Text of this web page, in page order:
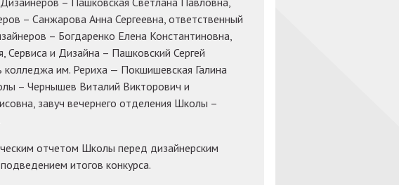
– Санжарова Анна Сергеевна, ответственный
– Богдаренко Елена Константиновна,
Сервиса и Дизайна – Пашковский Сергей
им. Рериха — Покшишевская Галина
– Чернышев Виталий Викторович и
завуч вечернего отделения Школы –
отчетом Школы перед дизайнерским
итогов конкурса.